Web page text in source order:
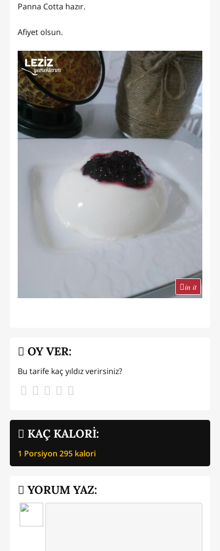
Panna Cotta hazır.
Afiyet olsun.
in it
KAÇ KALORİ:
1 Porsiyon 295 kalori
OY VER:
Bu tarife kaç yıldız verirsiniz?
YORUM YAZ: